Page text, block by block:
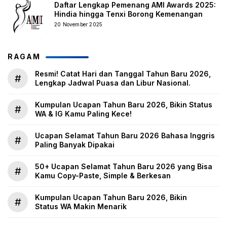
Daftar Lengkap Pemenang AMI Awards 2025:
Hindia hingga Tenxi Borong Kemenangan
20 November 2025
RAGAM
#
Resmi! Catat Hari dan Tanggal Tahun Baru 2026,
Lengkap Jadwal Puasa dan Libur Nasional.
#
Kumpulan Ucapan Tahun Baru 2026, Bikin Status
WA & IG Kamu Paling Kece!
#
Ucapan Selamat Tahun Baru 2026 Bahasa Inggris
Paling Banyak Dipakai
#
50+ Ucapan Selamat Tahun Baru 2026 yang Bisa
Kamu Copy-Paste, Simple & Berkesan
#
Kumpulan Ucapan Tahun Baru 2026, Bikin
Status WA Makin Menarik